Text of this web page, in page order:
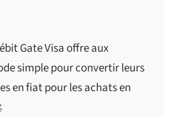
Gate Visa offre aux
simple pour convertir leurs
en fiat pour les achats en